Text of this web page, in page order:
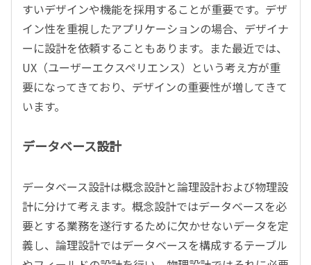
すいデザインや機能を採用することが重要です。デザ
イン性を重視したアプリケーションの場合、デザイナ
ーに設計を依頼することもあります。また最近では、
UX（ユーザーエクスペリエンス）という考え方が重
要になってきており、デザインの重要性が増してきて
います。
データベース設計
データベース設計は概念設計と論理設計および物理設
計に分けて考えます。概念設計ではデータベースを必
要とする業務を遂行するために欠かせないデータを定
義し、論理設計ではデータベースを構成するテーブル